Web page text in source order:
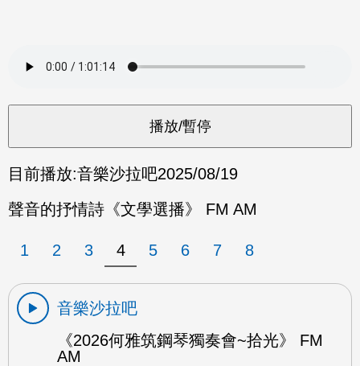
目前播放:音樂沙拉吧2025/08/19
聲音的抒情詩《文學選播》 FM AM
1 2 3 4 5 6 7 8
音樂沙拉吧
《2026何雅筑鋼琴獨奏會~拾光》 FM
AM